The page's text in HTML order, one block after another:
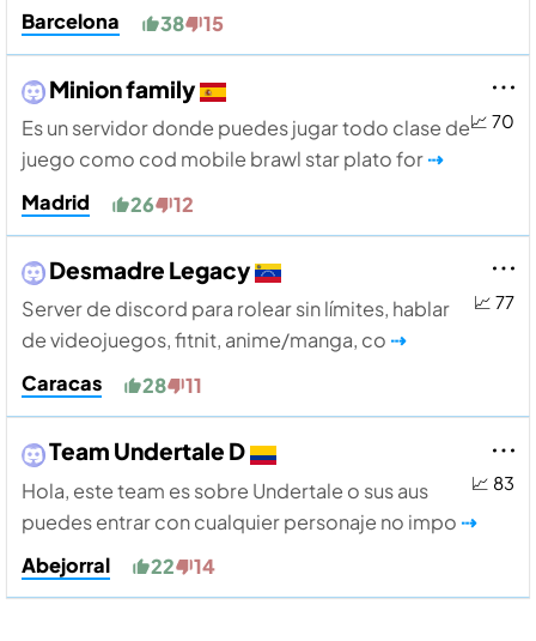
Barcelona
38 15
📈 70
Minion family
Es un servidor donde puedes jugar todo clase de
juego como cod mobile brawl star plato for⇢
Madrid
26 12
📈 77
Desmadre Legacy
Server de discord para rolear sin lí­mites, hablar
de videojuegos, fitnit, anime/manga, co ⇢
Caracas
28 11
📈 83
Team Undertale D
Hola, este team es sobre Undertale o sus aus
puedes entrar con cualquier personaje no impo ⇢
Abejorral
22 14